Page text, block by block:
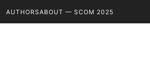
AUTHORSABOUT — SCOM 2025